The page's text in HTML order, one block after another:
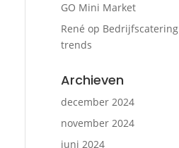
GO Mini Market
René op Bedrijfscatering
trends
Archieven
december 2024
november 2024
juni 2024